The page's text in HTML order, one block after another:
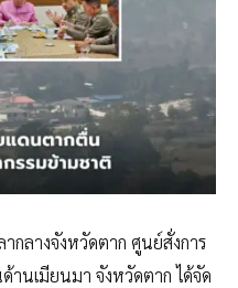
กลางจังหวัดตาก ศูนย์สั่งการ
นเมียนมา จังหวัดตาก ได้จัด